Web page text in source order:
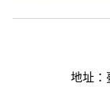
地址：